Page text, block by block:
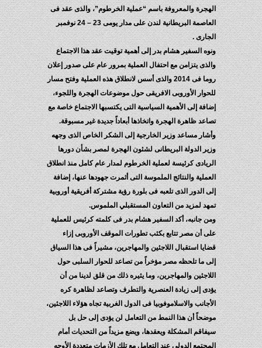
الهجرة والمعروفة باسم “عملية الخرطوم”، والذى عقد فى
العاصمة البريطانية لندن على مدار يومى 23 – 24 نوفمبر
الجارى .
ونوه السفير هشام بدر إلى أهمية توقيت عقد هذا الاجتماع
والذى يتزامن مع احتفال العملية بمرور عام على صدور إعلان
روما فى 2014 والذى أسس لانطلاق هذه العملية وفتح مسار
للحوار الأوروبى الافريقى حول موضوعات الهجرة واللجوء،
إضافة إلى الأهمية السياسية التى يكتسبها الاجتماع خاصة مع
تصاعد ظاهرة الهجرة واتخاذها أبعاداً جديدة غير مسبوقة.
وأشار مساعد وزير الخارجية إلى الشكر الخاص الذى وجهه
وزير الدولة البريطانى لشئون الهجرة لمصر بشأن دورها
الريادى كرئيسة لعملية الخرطوم لمدار عام كامل منذ انطلاق
العملية والنتائج الملموسة التى أثمرت جهودها عنها، إضافة
إلى الدور الذى تلعبه فى بلورة رؤية مشتركة أفريقية أوروبية
تمهد لمزيد من التعاون المستقبلي الملموس.
ومن جانبه، أكد السفير هشام بدر فى كلمته كرئيس للعملية
على أن مصر تتابع بكثب تطورات الموقف الأوروبى إزاء
قضايا استقبال اللاجئين والمهاجرين، مشيراً فى هذا السياق
إلى ما تلحظه مصر مؤخراً من تصاعد للحوار السلبى حول
اللاجئين والمهاجرين، وما يثيره ذلك من قلق لدينا من أن
يؤدى إلى زيادة العنصرية والتطرف وتصاعد لظاهرة كره
الأجانب والاسلاموفوبيا فى الدول الغربية تجاه هؤلاء اللاجئين،
موضحاً أن هذا النمط من التعامل لن يؤدى إلى حل بل
سيفاقم المشكلة ويعقدها، ويضع مزيداً من التحديات أمام
المجتمع الدولى عند التعامل مع تلك الأزمات متعددة الأوجه